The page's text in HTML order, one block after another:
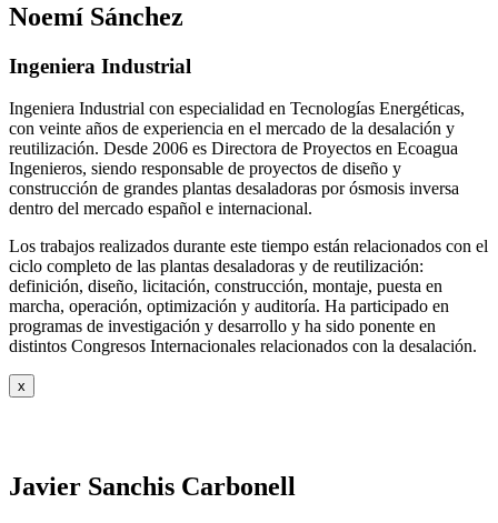
Noemí Sánchez
Ingeniera Industrial
Ingeniera Industrial con especialidad en Tecnologías Energéticas,
con veinte años de experiencia en el mercado de la desalación y
reutilización. Desde 2006 es Directora de Proyectos en Ecoagua
Ingenieros, siendo responsable de proyectos de diseño y
construcción de grandes plantas desaladoras por ósmosis inversa
dentro del mercado español e internacional.
Los trabajos realizados durante este tiempo están relacionados con el
ciclo completo de las plantas desaladoras y de reutilización:
definición, diseño, licitación, construcción, montaje, puesta en
marcha, operación, optimización y auditoría. Ha participado en
programas de investigación y desarrollo y ha sido ponente en
distintos Congresos Internacionales relacionados con la desalación.
x
Javier Sanchis Carbonell